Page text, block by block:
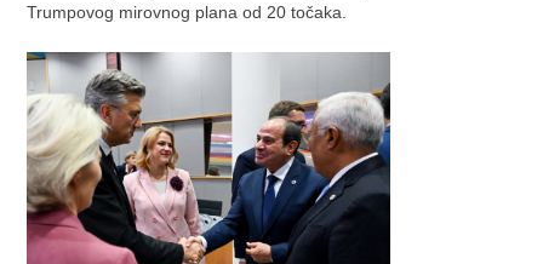
Trumpovog mirovnog plana od 20 točaka.